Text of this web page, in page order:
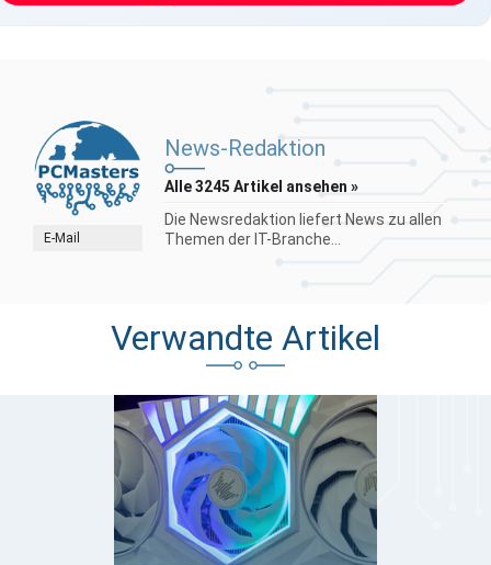
E-Mail
News-Redaktion
Alle 3245 Artikel ansehen »
Die Newsredaktion liefert News zu allen
Themen der IT-Branche...
Verwandte Artikel